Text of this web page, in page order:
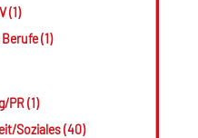
(1)
(1)
PR (1)
Soziales (40)